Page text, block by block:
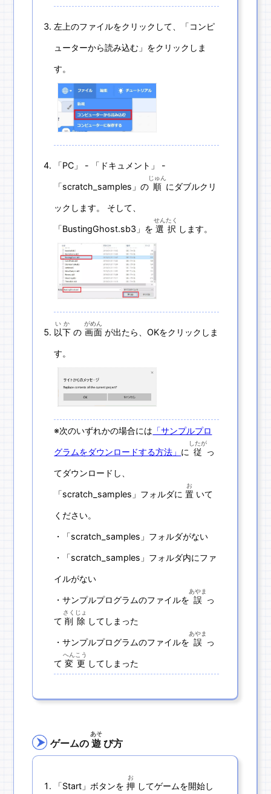
左上のファイルをクリックして、「コンピ
ューターから読み込む」をクリックしま
す。
「PC」 - 「ドキュメント」 -
「scratch_samples」の 順
じゅん
にダブルクリ
ックします。 そして、
「BustingGhost.sb3」を選択
せんたく
します。
以下
いか
の 画面
がめん
が出たら、OKをクリックしま
す。
※次のいずれかの場合には 「サンプルプロ
グラムをダウンロードする方法」 に 従
したが
っ
てダウンロードし、
「scratch_samples」フォルダに置
お
いて
ください。
・「scratch_samples」フォルダがない
・「scratch_samples」フォルダ内にファ
イルがない
・サンプルプログラムのファイルを 誤
あやま
っ
て削除
さくじょ
してしまった
・サンプルプログラムのファイルを 誤
あやま
っ
て変更
へんこう
してしまった
ゲームの遊
あそ
び方
「Start」ボタンを押
お
してゲームを開始し